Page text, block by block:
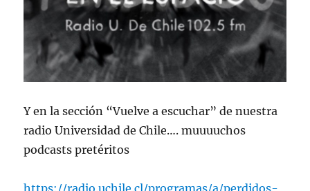
Y en la sección “Vuelve a escuchar” de nuestra
radio Universidad de Chile…. muuuuchos
podcasts pretéritos